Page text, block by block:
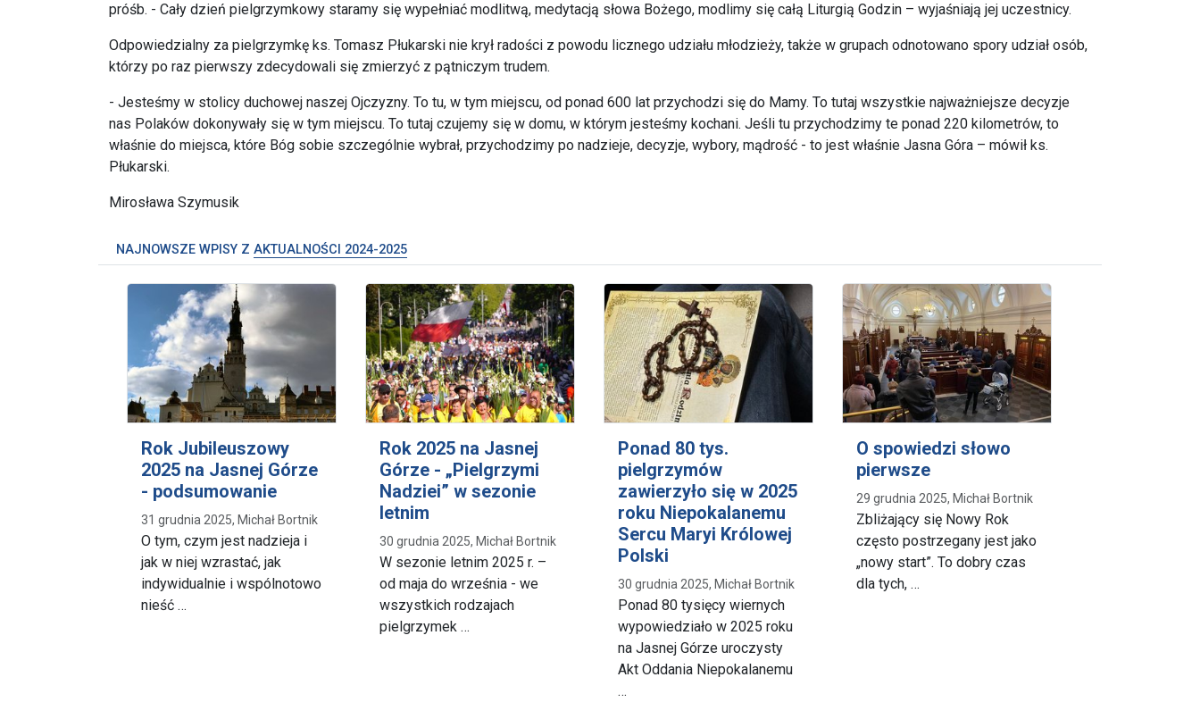
próśb. - Cały dzień pielgrzymkowy staramy się wypełniać modlitwą, medytacją słowa Bożego, modlimy się całą Liturgią Godzin – wyjaśniają jej uczestnicy.
Odpowiedzialny za pielgrzymkę ks. Tomasz Płukarski nie krył radości z powodu licznego udziału młodzieży, także w grupach odnotowano spory udział osób,
którzy po raz pierwszy zdecydowali się zmierzyć z pątniczym trudem.
- Jesteśmy w stolicy duchowej naszej Ojczyzny. To tu, w tym miejscu, od ponad 600 lat przychodzi się do Mamy. To tutaj wszystkie najważniejsze decyzje
nas Polaków dokonywały się w tym miejscu. To tutaj czujemy się w domu, w którym jesteśmy kochani. Jeśli tu przychodzimy te ponad 220 kilometrów, to
właśnie do miejsca, które Bóg sobie szczególnie wybrał, przychodzimy po nadzieje, decyzje, wybory, mądrość - to jest właśnie Jasna Góra – mówił ks.
Płukarski.
Mirosława Szymusik
NAJNOWSZE WPISY Z AKTUALNOŚCI 2024-2025
Rok Jubileuszowy
2025 na Jasnej Górze
- podsumowanie
31 grudnia 2025, Michał Bortnik
O tym, czym jest nadzieja i
jak w niej wzrastać, jak
indywidualnie i wspólnotowo
nieść …
Rok 2025 na Jasnej
Górze - „Pielgrzymi
Nadziei” w sezonie
letnim
30 grudnia 2025, Michał Bortnik
W sezonie letnim 2025 r. –
od maja do września - we
wszystkich rodzajach
pielgrzymek …
Ponad 80 tys.
pielgrzymów
zawierzyło się w 2025
roku Niepokalanemu
Sercu Maryi Królowej
Polski
30 grudnia 2025, Michał Bortnik
Ponad 80 tysięcy wiernych
wypowiedziało w 2025 roku
na Jasnej Górze uroczysty
Akt Oddania Niepokalanemu
…
O spowiedzi słowo
pierwsze
29 grudnia 2025, Michał Bortnik
Zbliżający się Nowy Rok
często postrzegany jest jako
„nowy start”. To dobry czas
dla tych, …